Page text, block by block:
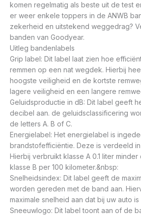
komen regelmatig als beste uit de test
er weer enkele toppers in de ANWB
zekerheid en uitstekend weggedrag?
banden van Goodyear.
Uitleg bandenlabels
Grip label: Dit label laat zien hoe
remmen op een nat wegdek. Hierbij
hoogste veiligheid en de kortste
lagere veiligheid en een langere
Geluidsproductie in dB: Dit label geeft
decibel aan. de geluidsclassificering
de letters A. B of C.
Energielabel: Het energielabel is
brandstofefficiëntie. Deze is verdeeld in
Hierbij verbruikt klasse A 0.1 liter
klasse B per 100 kilometer.&nbsp:
Snelheidsindex: Dit label geeft de
worden gereden met de band aan.
maximale snelheid aan dat bij uw auto
Sneeuwlogo: Dit label toont aan of de